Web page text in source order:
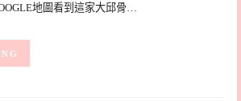
地圖看到這家大邱骨…